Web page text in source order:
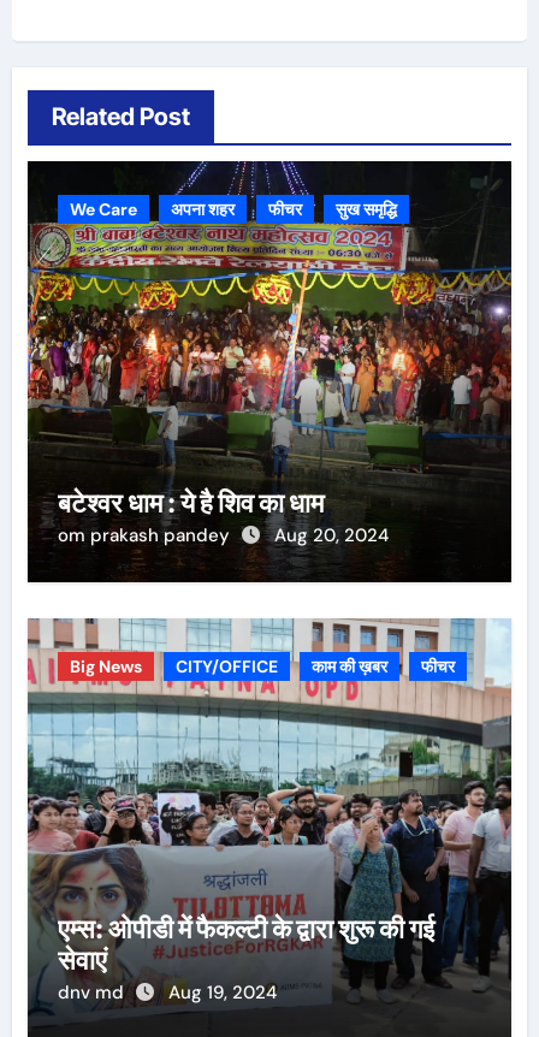
Related Post
We Care अपना शहर फीचर सुख समृद्धि
बटेश्वर धाम : ये है शिव का धाम
om prakash pandey Aug 20, 2024
Big News CITY/OFFICE काम की ख़बर फीचर
एम्स: ओपीडी में फैकल्टी के द्वारा शुरू की गई
सेवाएं
dnv md Aug 19, 2024